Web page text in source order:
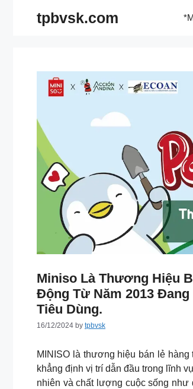
tpbvsk.com
Miniso Là Thương Hiệu
Động Từ Năm 2013
Tiêu Dùng.
16/12/2024 by tpbvsk
MINISO là thương hiệu bán lẻ
khẳng định vị trí dẫn đầu trong lĩnh
nhiên và chất lượng cuộc sống